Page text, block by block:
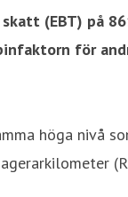
(EBT) på
för
höga nivå